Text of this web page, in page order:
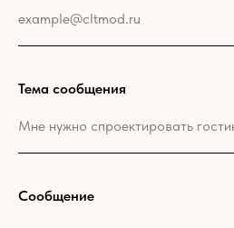
Тема сообщения
Сообщение